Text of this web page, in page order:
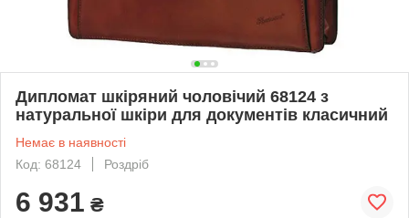
Дипломат шкіряний чоловічий 68124 з
натуральної шкіри для документів класичний
Немає в наявності
Код: 68124
Роздріб
6 931 ₴